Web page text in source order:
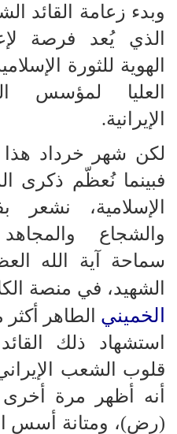
وبدء زعامة القائد
الذي يُعد فرصة
الهوية للثورة
العليا لمؤسس
الإيرانية.
لكن شهر خرداد هذا
فبينما نُعظّم ذكرى
الإسلامية، نشعر
والشجاع والمجاهد
سماحة آية الله
الشهيد، في منصة
الخميني الطاهر
استشهاد ذلك
قلوب الشعب الإيراني
أنه أظهر مرة
(رض)، ومتانة أسس